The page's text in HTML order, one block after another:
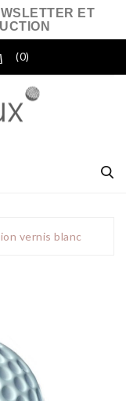
ET
(0)
vernis blanc